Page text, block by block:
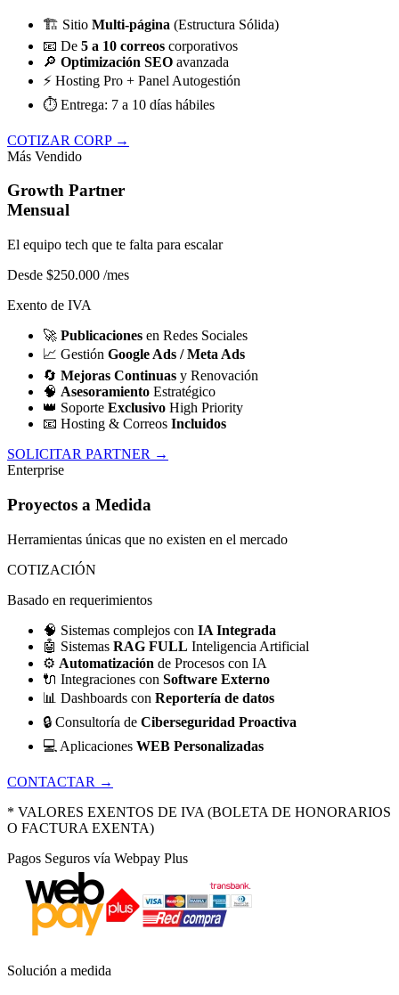
🏗️ Sitio Multi-página (Estructura Sólida)
📧 De 5 a 10 correos corporativos
🔎 Optimización SEO avanzada
⚡ Hosting Pro + Panel Autogestión
⏱️ Entrega: 7 a 10 días hábiles
COTIZAR CORP →
Más Vendido
Growth Partner
Mensual
El equipo tech que te falta para escalar
Desde $250.000 /mes
Exento de IVA
🚀 Publicaciones en Redes Sociales
📈 Gestión Google Ads / Meta Ads
🔄 Mejoras Continuas y Renovación
🧠 Asesoramiento Estratégico
👑 Soporte Exclusivo High Priority
📧 Hosting & Correos Incluidos
SOLICITAR PARTNER →
Enterprise
Proyectos a Medida
Herramientas únicas que no existen en el mercado
COTIZACIÓN
Basado en requerimientos
🧠 Sistemas complejos con IA Integrada
🤖 Sistemas RAG FULL Inteligencia Artificial
⚙️ Automatización de Procesos con IA
🔌 Integraciones con Software Externo
📊 Dashboards con Reportería de datos
🔒 Consultoría de Ciberseguridad Proactiva
💻 Aplicaciones WEB Personalizadas
CONTACTAR →
* VALORES EXENTOS DE IVA (BOLETA DE HONORARIOS
O FACTURA EXENTA)
Pagos Seguros vía Webpay Plus
Solución a medida